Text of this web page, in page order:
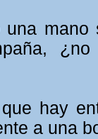
una
¿no
hay
a una